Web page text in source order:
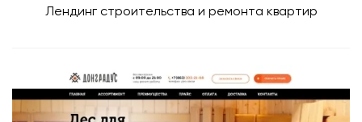
Лендинг строительства и ремонта квартир